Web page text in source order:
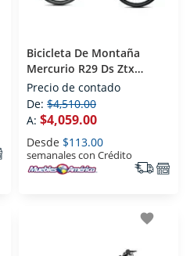
Bicicleta De Montaña
Mercurio R29 Ds Ztx
Naranja
Precio de contado
De: $4,510.00
A: $4,059.00
Desde $113.00
semanales con Crédito
favorite